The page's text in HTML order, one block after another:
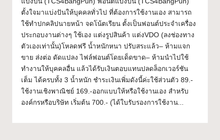
อ
น
ต์
ส
ว
ย
ตั้งใจมาแบ่งปันให้บุคคลทั่วไป ที่ต้องการใช้งานเอง สามารถ
ใช้ทำปกคลิปนายหน้า จดโน้ตเรียน ตั้งเป็นฟอนต์ประจำเครื่อง
ประกอบงานต่างๆ ใช้เอง แต่งรูปสินค้า แต่งVDO (ลงช่องทาง
ตัวเองเท่านั้น)โหลดฟรี น้ำหนักหนา ปรับสระแล้ว– ห้ามแจก
ขาย ส่งต่อ ดัดแปลง ไฟล์ฟอนต์โดยเด็ดขาด– ห้ามนำไปใช้
ทำงานให้บุคคลอื่น แล้วได้รับเงินตอบแทนปลดล็อกเวอร์ชัน
เต็ม ได้ครบทั้ง 3 น้ำหนัก ชำระเงินเพิ่มดังนี้ค่ะใช้ส่วนตัว 89.-
ใช้งานเชิงพาณิชย์ 169.-ออกแบบให้หรือใช้งานเอง สำหรับ
องค์กรหรือบริษัท เริ่มต้น 700.- (ได้ใบรับรองการใช้งาน...